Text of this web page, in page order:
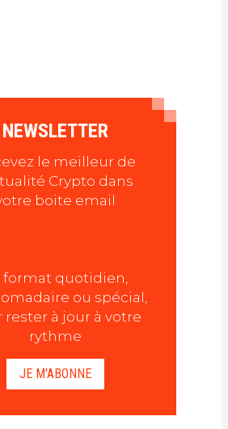
NEWSLETTER
le meilleur de
Crypto dans
boite email
format quotidien,
ou spécial,
rester à jour à votre
rythme
JE M'ABONNE